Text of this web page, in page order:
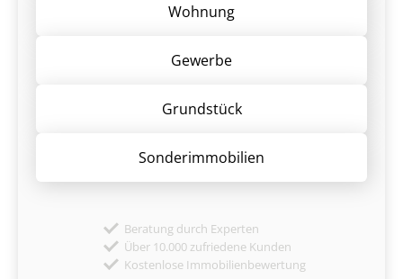
Wohnung
Gewerbe
Grund­stück
Sonder­immobilien
Beratung durch Experten
Über 10.000 zufriedene Kunden
Kostenlose Immobilienbewertung